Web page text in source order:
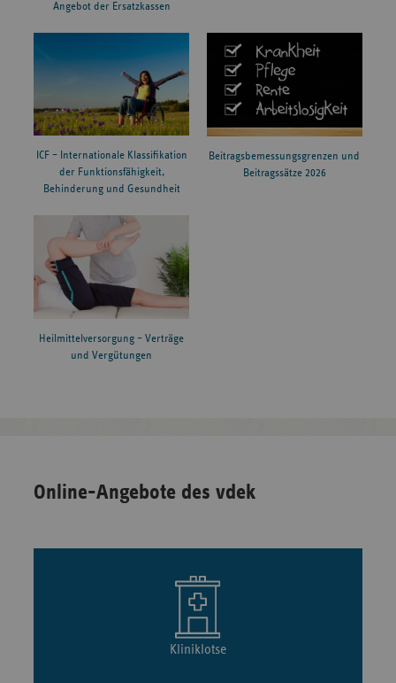
Angebot der Ersatzkassen
ICF – Internationale Klassifikation
der Funktionsfähigkeit,
Behinderung und Gesundheit
Beitragsbemessungsgrenzen und
Beitragssätze 2026
Heilmittelversorgung – Verträge
und Vergütungen
Online-Angebote des vdek
Kliniklotse